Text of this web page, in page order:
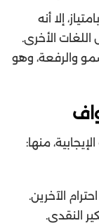
إلا أنه
الأخرى.
والرفعة، وهو
منها:
الآخرين.
النقدي.